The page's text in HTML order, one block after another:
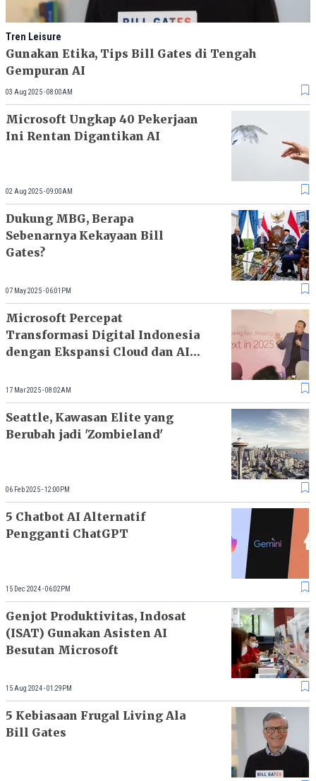
Tren Leisure
Gunakan Etika, Tips Bill Gates di Tengah
Gempuran AI
03 Aug 2025 - 08:00AM
Microsoft Ungkap 40 Pekerjaan
Ini Rentan Digantikan AI
02 Aug 2025 - 09:00AM
Dukung MBG, Berapa
Sebenarnya Kekayaan Bill
Gates?
07 May 2025 - 06:01PM
Microsoft Percepat
Transformasi Digital Indonesia
dengan Ekspansi Cloud dan AI
17 Mar 2025 - 08:02AM
Seattle, Kawasan Elite yang
Berubah jadi 'Zombieland'
06 Feb 2025 - 12:00PM
5 Chatbot AI Alternatif
Pengganti ChatGPT
15 Dec 2024 - 06:02PM
Genjot Produktivitas, Indosat
(ISAT) Gunakan Asisten AI
Besutan Microsoft
15 Aug 2024 - 01:29PM
5 Kebiasaan Frugal Living Ala
Bill Gates